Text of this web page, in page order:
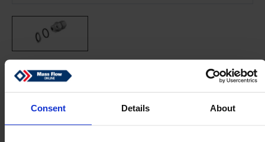
Consent Details About